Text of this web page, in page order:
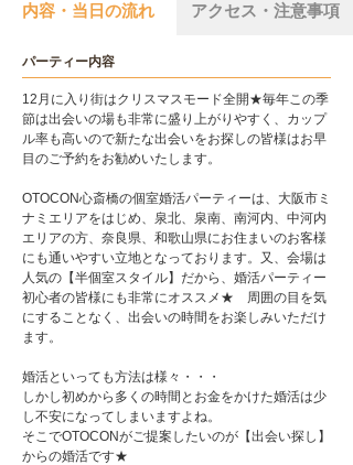
内容・当日の流れ アクセス・注意事項
パーティー内容
12月に入り街はクリスマスモード全開★毎年この季
節は出会いの場も非常に盛り上がりやすく、カップ
ル率も高いので新たな出会いをお探しの皆様はお早
目のご予約をお勧めいたします。
OTOCON心斎橋の個室婚活パーティーは、大阪市ミ
ナミエリアをはじめ、泉北、泉南、南河内、中河内
エリアの方、奈良県、和歌山県にお住まいのお客様
にも通いやすい立地となっております。又、会場は
人気の【半個室スタイル】だから、婚活パーティー
初心者の皆様にも非常にオススメ★ 周囲の目を気
にすることなく、出会いの時間をお楽しみいただけ
ます。
婚活といっても方法は様々・・・
しかし初めから多くの時間とお金をかけた婚活は少
し不安になってしまいますよね。
そこでOTOCONがご提案したいのが【出会い探し】
からの婚活です★